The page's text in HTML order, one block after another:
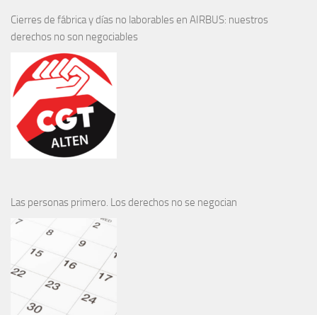
Cierres de fábrica y días no laborables en AIRBUS: nuestros
derechos no son negociables
Las personas primero. Los derechos no se negocian